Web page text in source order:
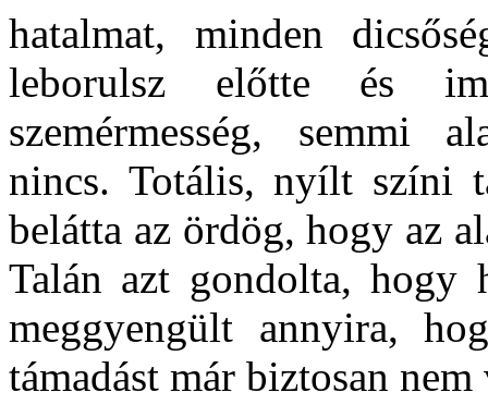
hatalmat, minden
leborulsz előtte és
szemérmesség, semmi
nincs. Totális, nyílt színi
belátta az ördög, hogy az
Talán azt gondolta, hogy
meggyengült annyira,
támadást már biztosan